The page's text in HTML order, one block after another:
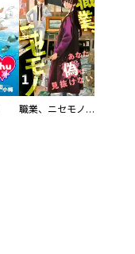
職業、ニセモノ～あなたに偽は見抜けない【電子単行本版】